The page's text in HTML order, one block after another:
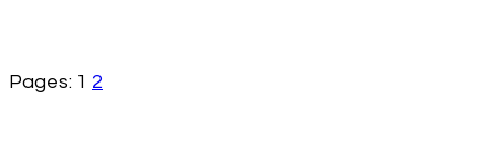
Pages: 1 2